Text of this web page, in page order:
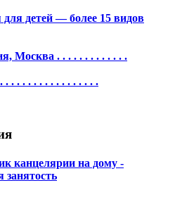
детей — более 15 видов
Москва . . . . . . . . . . . . .
. . . . . . . . . . . . . . . .
канцелярии на дому -
занятость